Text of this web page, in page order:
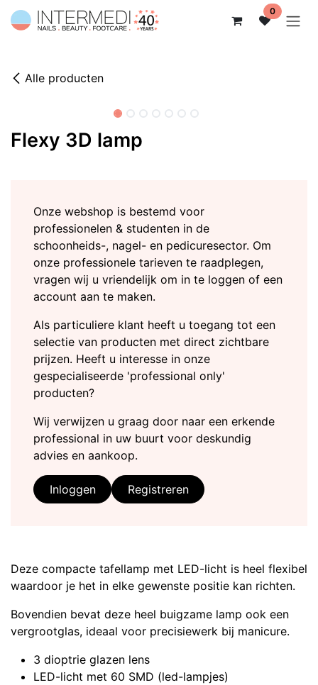
Overslaan naar inhoud 0
Alle producten
Flexy 3D lamp
Deze compacte tafellamp met LED-licht is heel flexibel
waardoor je het in elke gewenste positie kan richten.
Bovendien bevat deze heel buigzame lamp ook een
vergrootglas, ideaal voor precisiewerk bij manicure.
3 dioptrie glazen lens
LED-licht met 60 SMD (led-lampjes)
Onze webshop is bestemd voor
professionelen & studenten in de
schoonheids-, nagel- en pedicuresector. Om
onze professionele tarieven te raadplegen,
vragen wij u vriendelijk om in te loggen of een
account aan te maken.
Als particuliere klant heeft u toegang tot een
selectie van producten met direct zichtbare
prijzen. Heeft u interesse in onze
gespecialiseerde 'professional only'
producten?
Wij verwijzen u graag door naar een erkende
professional in uw buurt voor deskundig
advies en aankoop.
Inloggen Registreren